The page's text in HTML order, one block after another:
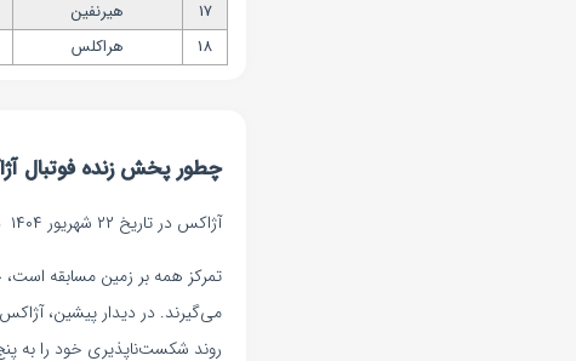
17
هیرنفین
18
هراکلس
چطور پخش زنده فوتبال
آژاکس در تاریخ ۲۲ شهریور ۱۴۰۴ در لیگ اردیویژه هلند به مصاف زووله خواهد رفت. این دیدار از ساعت ۱۸:۰۰ به وقت محلی آغاز می‌شود.
تمرکز همه بر زمین مسابقه
می‌گیرند. در دیدار پیشین، آژاکس با نتیجه
روند شکست‌ناپذیری خود را به